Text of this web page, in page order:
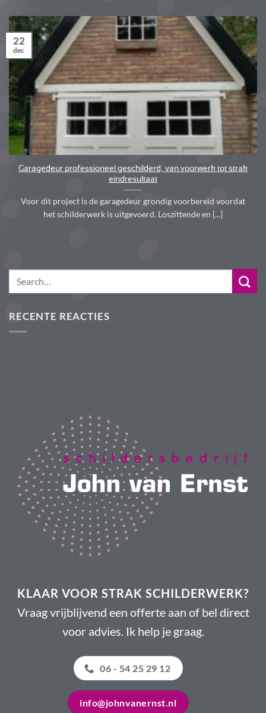
Garagedeur professioneel geschilderd, van voorwerk tot strak
eindresultaat
Voor dit project is de garagedeur grondig voorbereid voordat
het schilderwerk is uitgevoerd. Loszittende en [...]
22
dec
RECENTE REACTIES
KLAAR VOOR STRAK SCHILDERWERK?
Vraag vrijblijvend een offerte aan of bel direct
voor advies. Ik help je graag.
06 - 54 25 29 12
info@johnvanernst.nl